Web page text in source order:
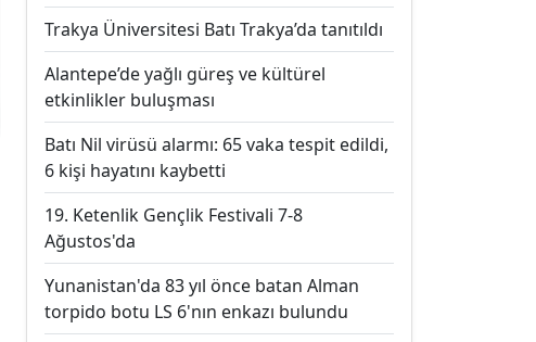
Trakya Üniversitesi Batı Trakya’da tanıtıldı
Alantepe’de yağlı güreş ve kültürel
etkinlikler buluşması
Batı Nil virüsü alarmı: 65 vaka tespit edildi,
6 kişi hayatını kaybetti
19. Ketenlik Gençlik Festivali 7-8
Ağustos'da
Yunanistan'da 83 yıl önce batan Alman
torpido botu LS 6'nın enkazı bulundu